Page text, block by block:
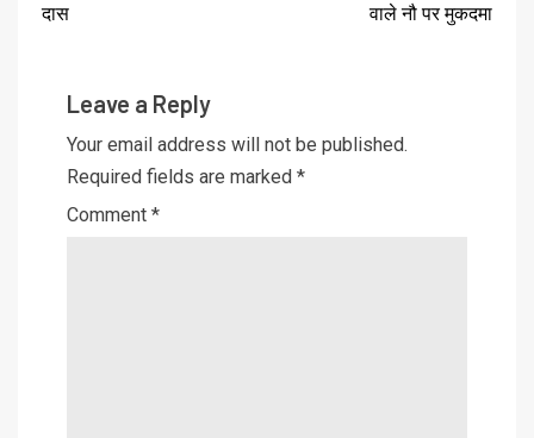
दास
वाले नौ पर मुकदमा
Leave a Reply
Your email address will not be published.
Required fields are marked *
Comment *